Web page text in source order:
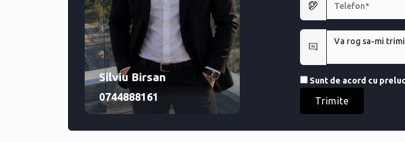
gândesc la imobiliare.
Global Home Romania continuă să se dezvolte cu succes în domeniul imobiliar,
Global Home Romania, a apărut ca o firmă de încredere imobiliară ce își propune
și continuă să reprezinte cu succes diverse proprietăți din capitala României în
Silviu Birsan
0744888161
Sunt de acord cu